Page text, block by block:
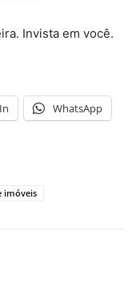
Invista em você.
WhatsApp
imóveis